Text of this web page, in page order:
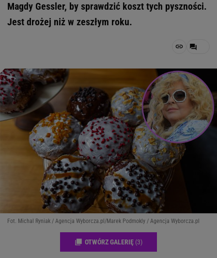
Magdy Gessler, by sprawdzić koszt tych pyszności.
Jest drożej niż w zeszłym roku.
Fot. Michal Ryniak / Agencja Wyborcza.pl/Marek Podmokly / Agencja Wyborcza.pl
OTWÓRZ GALERIĘ (3)